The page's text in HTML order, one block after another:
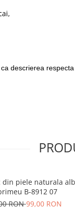
descrierea respecta
din piele naturala
B-8912 07
RON99,00 RON